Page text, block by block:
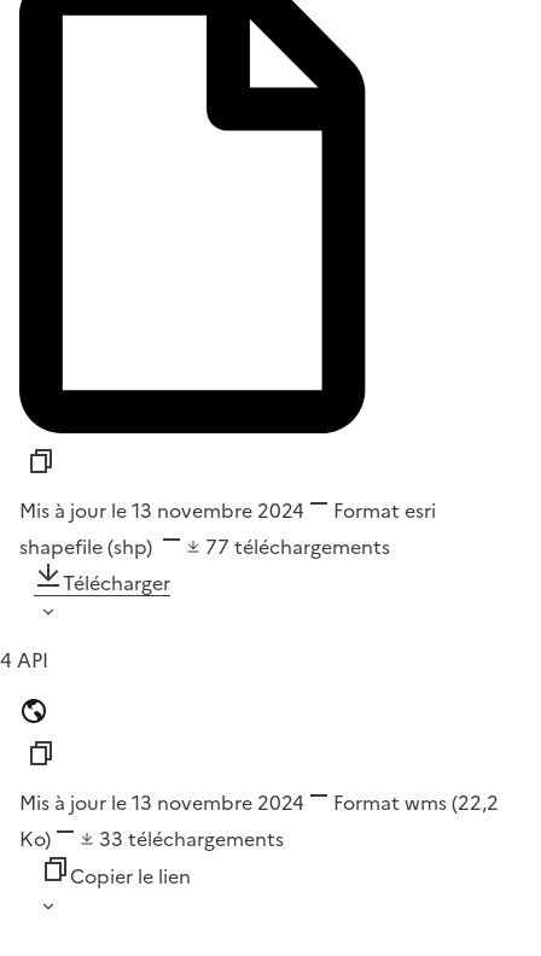
Mis à jour le 13 novembre 2024 Format esri
shapefile (shp)
77 téléchargements
Télécharger
4 API
Mis à jour le 13 novembre 2024 Format wms(22,2
Ko)
33 téléchargements
Copier le lien